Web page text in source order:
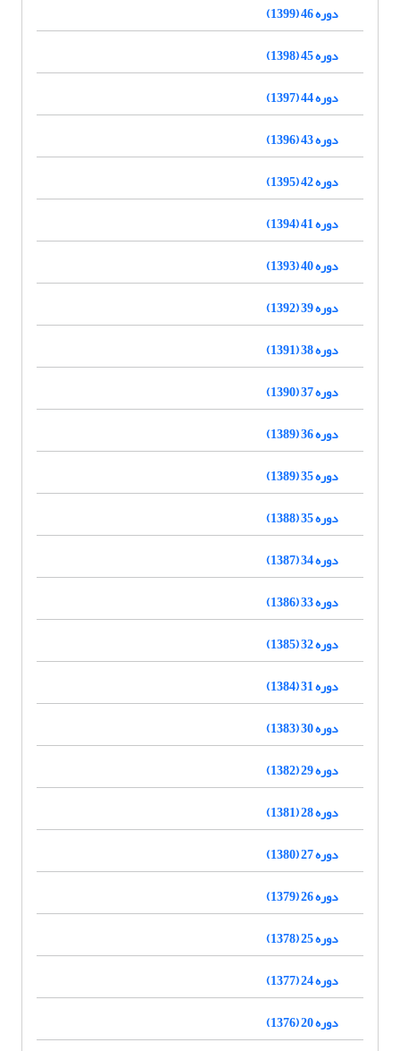
دوره 46 (1399)
دوره 45 (1398)
دوره 44 (1397)
دوره 43 (1396)
دوره 42 (1395)
دوره 41 (1394)
دوره 40 (1393)
دوره 39 (1392)
دوره 38 (1391)
دوره 37 (1390)
دوره 36 (1389)
دوره 35 (1389)
دوره 35 (1388)
دوره 34 (1387)
دوره 33 (1386)
دوره 32 (1385)
دوره 31 (1384)
دوره 30 (1383)
دوره 29 (1382)
دوره 28 (1381)
دوره 27 (1380)
دوره 26 (1379)
دوره 25 (1378)
دوره 24 (1377)
دوره 20 (1376)